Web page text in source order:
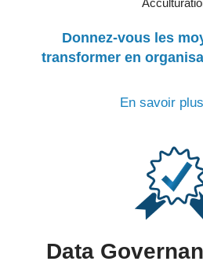
Donnez-vous les
transformer en
En savoir plus
Data